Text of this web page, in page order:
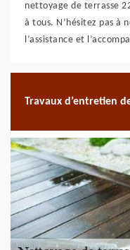
nettoyage de terrasse
à tous. N’hésitez pas à
l’assistance et
Travaux d’entretien